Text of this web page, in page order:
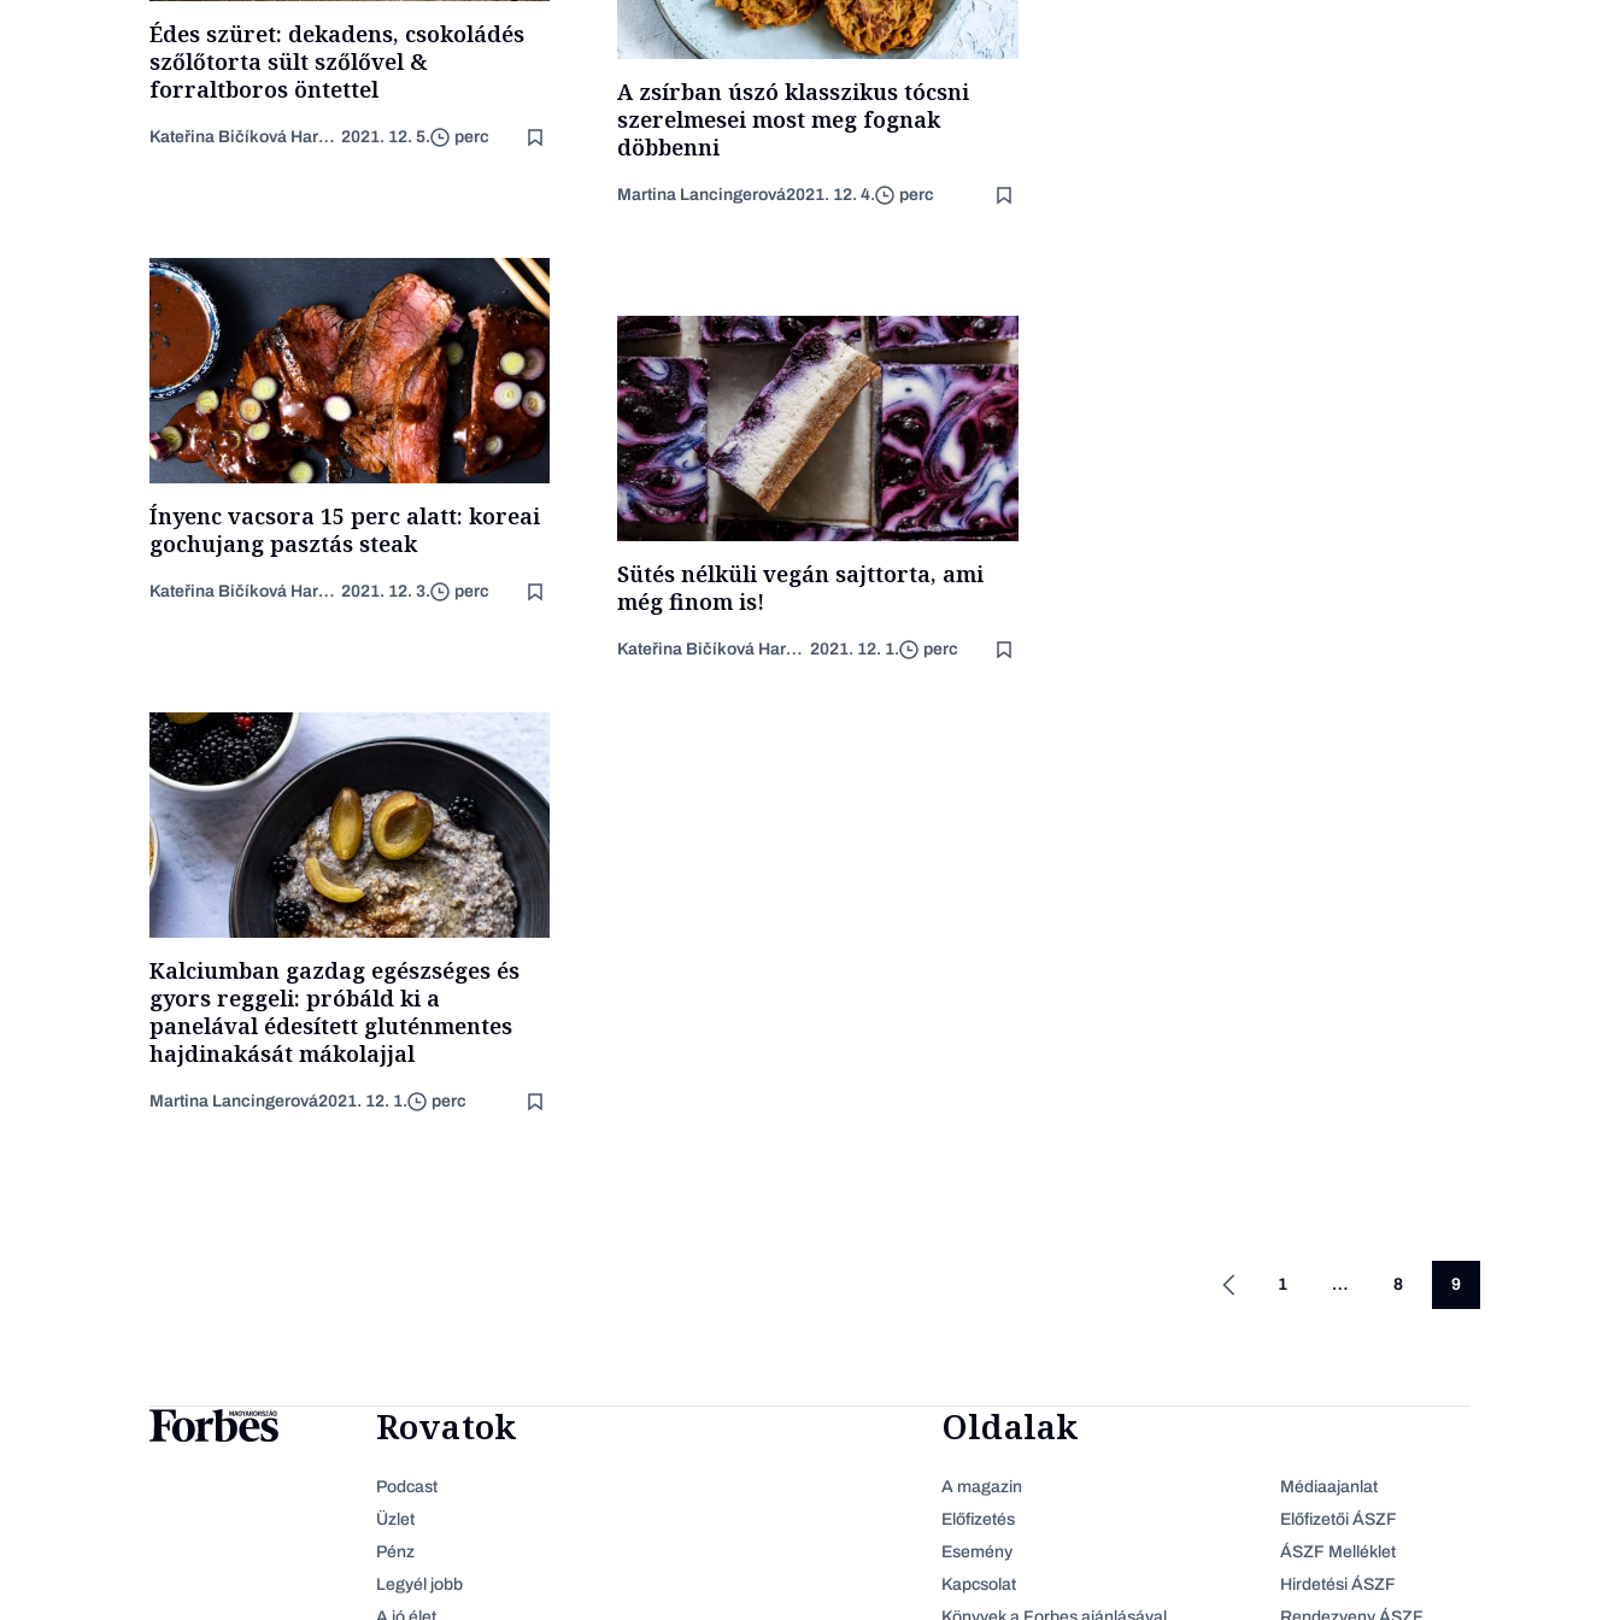
Édes szüret: dekadens, csokoládés
szőlőtorta sült szőlővel &
forraltboros öntettel
Kateřina Bičíková Harudová 2021. 12. 5. perc
A zsírban úszó klasszikus tócsni
szerelmesei most meg fognak
döbbenni
Martina Lancingerová2021. 12. 4. perc
Ínyenc vacsora 15 perc alatt: koreai
gochujang pasztás steak
Kateřina Bičíková Harudová 2021. 12. 3. perc
Sütés nélküli vegán sajttorta, ami
még finom is!
Kateřina Bičíková Harudová 2021. 12. 1. perc
Kalciumban gazdag egészséges és
gyors reggeli: próbáld ki a
panelával édesített gluténmentes
hajdinakását mákolajjal
Martina Lancingerová2021. 12. 1. perc
1 … 8 9
Rovatok
Podcast
Üzlet
Pénz
Legyél jobb
Oldalak
A magazin
Előfizetés
Esemény
Kapcsolat
Médiaajanlat
Előfizetői ÁSZF
ÁSZF Melléklet
Hirdetési ÁSZF